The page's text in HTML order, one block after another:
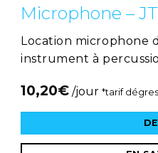
Microphone –
Location microphone
instrument à
10,20€ /jour *tarif